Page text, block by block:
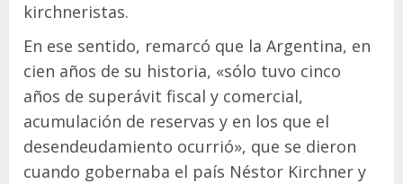
kirchneristas.
En ese sentido, remarcó que la Argentina, en
cien años de su historia, «sólo tuvo cinco
años de superávit fiscal y comercial,
acumulación de reservas y en los que el
desendeudamiento ocurrió», que se dieron
cuando gobernaba el país Néstor Kirchner y